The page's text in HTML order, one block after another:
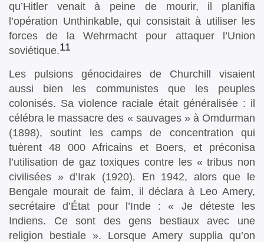
qu’Hitler venait à peine de mourir, il planifia
l’opération Unthinkable, qui consistait à utiliser les
forces de la Wehrmacht pour attaquer l’Union
soviétique.11
Les pulsions génocidaires de Churchill visaient
aussi bien les communistes que les peuples
colonisés. Sa violence raciale était généralisée : il
célébra le massacre des « sauvages » à Omdurman
(1898), soutint les camps de concentration qui
tuèrent 48 000 Africains et Boers, et préconisa
l’utilisation de gaz toxiques contre les « tribus non
civilisées » d’Irak (1920). En 1942, alors que le
Bengale mourait de faim, il déclara à Leo Amery,
secrétaire d’État pour l’Inde : « Je déteste les
Indiens. Ce sont des gens bestiaux avec une
religion bestiale ». Lorsque Amery supplia qu’on